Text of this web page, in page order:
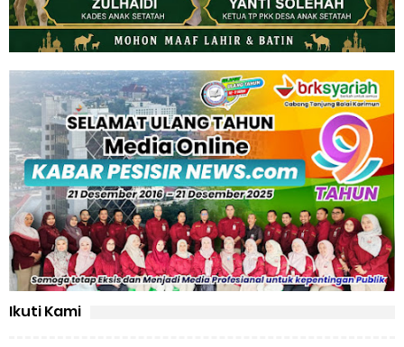
Ikuti Kami